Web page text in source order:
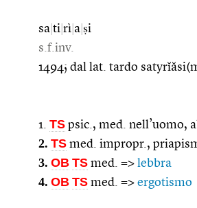
sa ti rì a ṣi
s.f.inv.
1494; dal lat. tardo
1. TS psic., med. nell’uomo,
2. TS med. impropr.,
3. OB TS med. => lebbra
4. OB TS med. => ergotismo